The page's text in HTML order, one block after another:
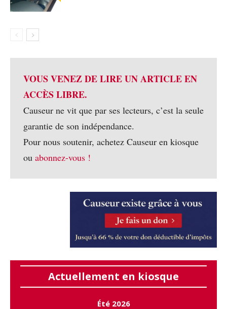
VOUS VENEZ DE LIRE UN ARTICLE EN
ACCÈS LIBRE.
Causeur ne vit que par ses lecteurs, c’est la seule
garantie de son indépendance.
Pour nous soutenir, achetez Causeur en kiosque
ou abonnez-vous !
Actuellement en kiosque
Été 2026